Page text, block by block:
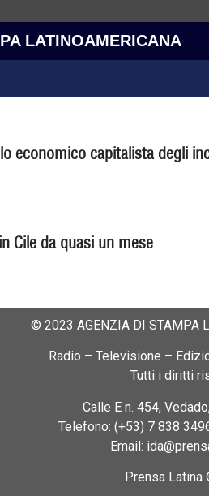
LATINOAMERICANA
economico capitalista degli
Cile da quasi un mese
© 2023 AGENZIA DI STAMPA
Radio – Televisione –
Tutti i diritti
Calle E n. 454,
Telefono: (+53) 7 838
Email:
Prensa Latina